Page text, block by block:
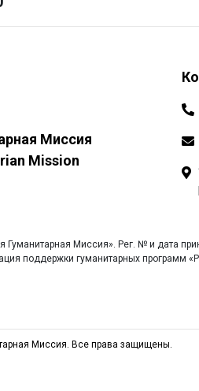
Миссия
Mission
Гуманитарная Миссия». Рег. № и дата
поддержки гуманитарных программ
Миссия. Все права защищены.